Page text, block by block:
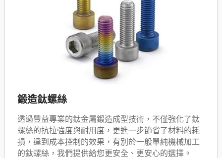
鍛造鈦螺絲
透過豐益專業的鈦金屬鍛造成型技術，不僅強化了鈦
螺絲的抗拉強度與耐用度，更進一步節省了材料的耗
損，達到成本控制的效果，有別於一般單純機械加工
的鈦螺絲，我們提供給您更安全、更安心的選擇。